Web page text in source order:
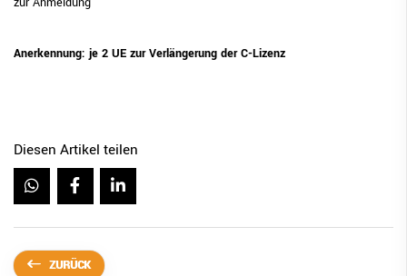
Anerkennung: je 2 UE zur Verlängerung der C-Lizenz
Diesen Artikel teilen
ZURÜCK